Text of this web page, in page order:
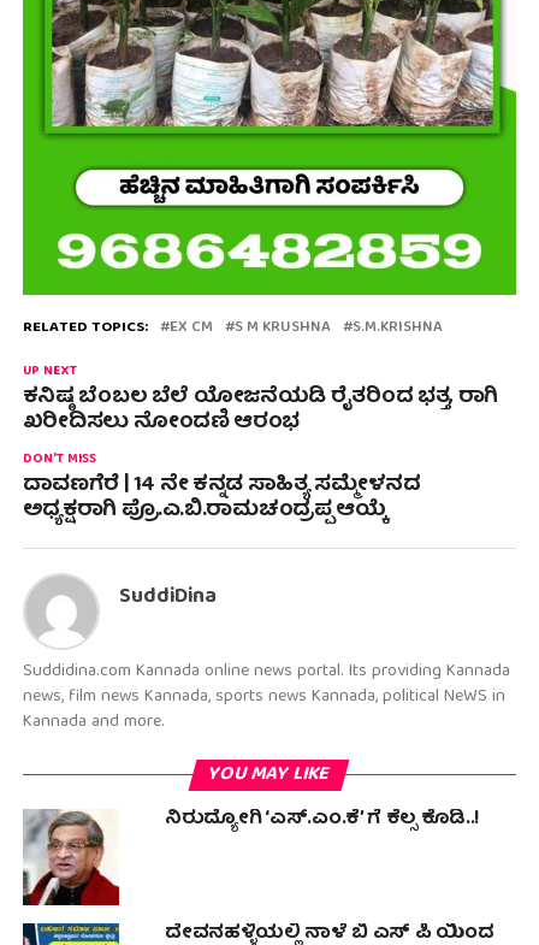
RELATED TOPICS: EX CM S M KRUSHNA S.M.KRISHNA
UP NEXT
ಕನಿಷ್ಠ ಬೆಂಬಲ ಬೆಲೆ ಯೋಜನೆಯಡಿ ರೈತರಿಂದ ಭತ್ತ, ರಾಗಿ
ಖರೀದಿಸಲು ನೋಂದಣಿ ಆರಂಭ
DON'T MISS
ದಾವಣಗೆರೆ | 14 ನೇ ಕನ್ನಡ ಸಾಹಿತ್ಯ ಸಮ್ಮೇಳನದ
ಅಧ್ಯಕ್ಷರಾಗಿ ಪ್ರೊ.ಎ.ಬಿ.ರಾಮಚಂದ್ರಪ್ಪ ಆಯ್ಕೆ
SuddiDina
Suddidina.com Kannada online news portal. Its providing Kannada
news, film news Kannada, sports news Kannada, political NeWS in
Kannada and more.
YOU MAY LIKE
ನಿರುದ್ಯೋಗಿ ‘ಎಸ್‌.ಎಂ.ಕೆ’ ಗೆ ಕೆಲ್ಸ ಕೊಡಿ..!
ದೇವನಹಳ್ಳಿಯಲ್ಲಿ ನಾಳೆ ಬಿ ಎಸ್ ಪಿ ಯಿಂದ